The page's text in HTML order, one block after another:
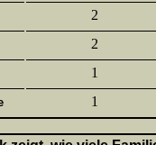
2
2
1
1